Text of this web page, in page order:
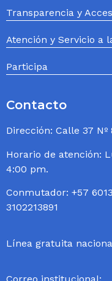
Transparencia y
Atención y Servicio a
Participa
Contacto
Dirección: Calle 37 Nº
Horario de atención:
4:00 pm.
Conmutador: +57
3102213891
Línea gratuita